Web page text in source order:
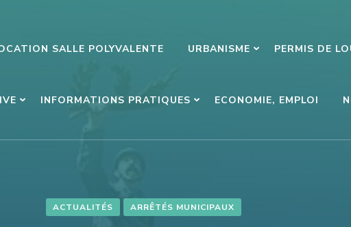
SALLE POLYVALENTE URBANISME PERMIS DE
INFORMATIONS PRATIQUES ECONOMIE, EMPLOI
ACTUALITÉS ARRÊTÉS MUNICIPAUX